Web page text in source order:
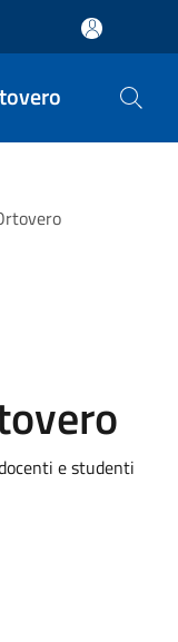
e studenti